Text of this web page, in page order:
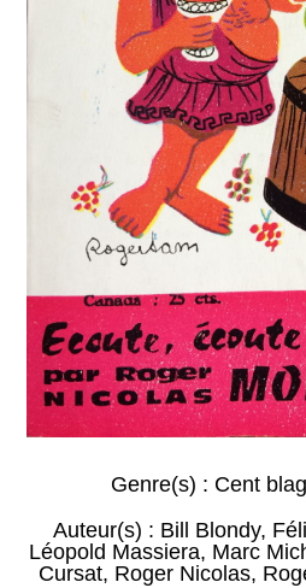
Genre(s) : Cent
Auteur(s) : Bill Blondy,
Léopold Massiera, Marc
Cursat, Roger Nicolas,